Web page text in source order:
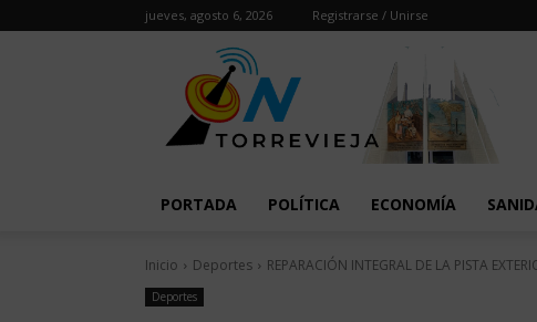
jueves, agosto 6, 2026 Registrarse / Unirse
PORTADA POLÍTICA ECONOMÍA
Inicio Deportes REPARACIÓN INTEGRAL DE LA PISTA
Deportes